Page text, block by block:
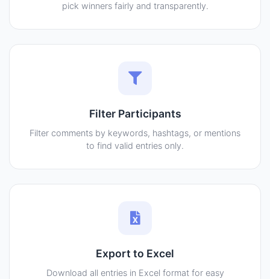
pick winners fairly and transparently.
Filter Participants
Filter comments by keywords, hashtags, or mentions
to find valid entries only.
Export to Excel
Download all entries in Excel format for easy